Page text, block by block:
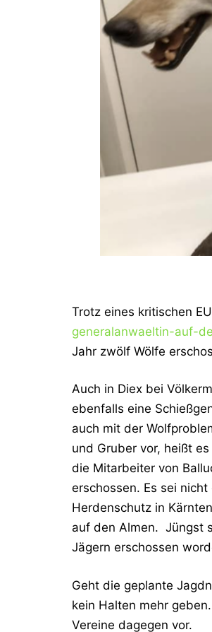
Trotz eines kritischen
generalanwaeltin-auf-
Jahr zwölf Wölfe
Auch in Diex bei
ebenfalls eine
auch mit der
und Gruber vor, heißt
die Mitarbeiter von
erschossen. Es sei
Herdenschutz in
auf den Almen. Jüngst
Jägern erschossen
Geht die geplante
kein Halten mehr
Vereine dagegen vor.